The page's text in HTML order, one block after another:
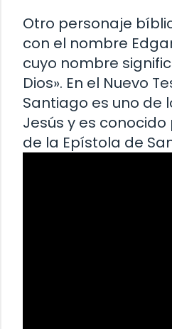
Otro personaje
con el nombre
cuyo nombre
Dios». En el Nuevo
Santiago es uno de
Jesús y es
de la Epístola de